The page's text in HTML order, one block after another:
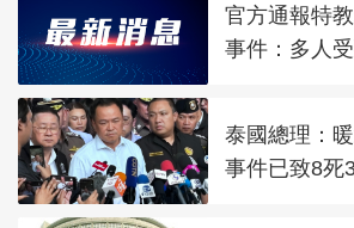
官方通報特
事件：多人
泰國總理：
事件已致8死